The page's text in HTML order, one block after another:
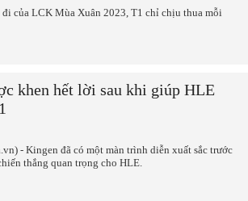
của LCK Mùa Xuân 2023, T1 chỉ chịu thua mỗi
khen hết lời sau khi giúp HLE
- Kingen đã có một màn trình diễn xuất sắc trước
thắng quan trọng cho HLE.